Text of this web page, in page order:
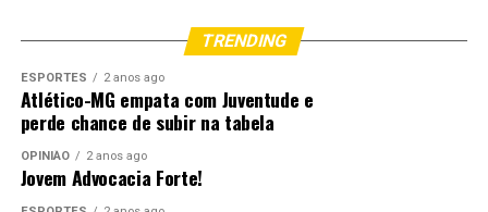
enfermagem e à certificação dos hospitais de ensino
mobilizaram gestores, trabalhadores e representantes
de instituições de saúde durante a programação. A
reunião sobre o piso da enfermagem superou as
expectativas de público, reunindo cerca de 60
participantes — mais que o dobro do previsto — e
exigindo a realização de um novo encontro no dia
TRENDING
ESPORTES 2 anos ago
Atlético-MG empata com Juventude e
perde chance de subir na tabela
OPINIÃO 2 anos ago
Jovem Advocacia Forte!